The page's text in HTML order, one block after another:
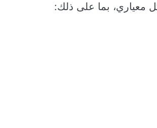
معياري، بما على ذلك: